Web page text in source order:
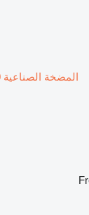
المضخة الصناعية Uraca RS716E/350